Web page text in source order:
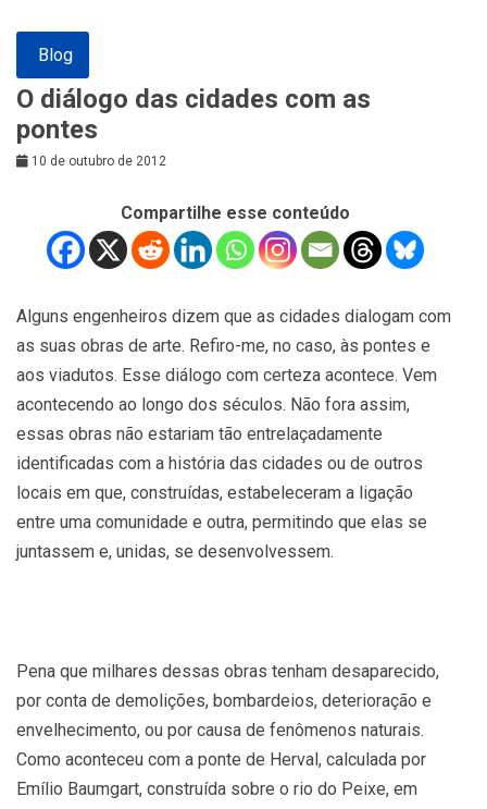
Blog
O diálogo das cidades com as
pontes
10 de outubro de 2012
Compartilhe esse conteúdo
Alguns engenheiros dizem que as cidades dialogam com
as suas obras de arte. Refiro-me, no caso, às pontes e
aos viadutos. Esse diálogo com certeza acontece. Vem
acontecendo ao longo dos séculos. Não fora assim,
essas obras não estariam tão entrelaçadamente
identificadas com a história das cidades ou de outros
locais em que, construídas, estabeleceram a ligação
entre uma comunidade e outra, permitindo que elas se
juntassem e, unidas, se desenvolvessem.
Pena que milhares dessas obras tenham desaparecido,
por conta de demolições, bombardeios, deterioração e
envelhecimento, ou por causa de fenômenos naturais.
Como aconteceu com a ponte de Herval, calculada por
Emílio Baumgart, construída sobre o rio do Peixe, em